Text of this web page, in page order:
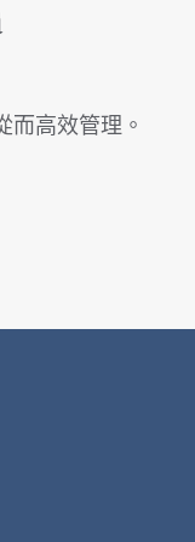
而高效管理。